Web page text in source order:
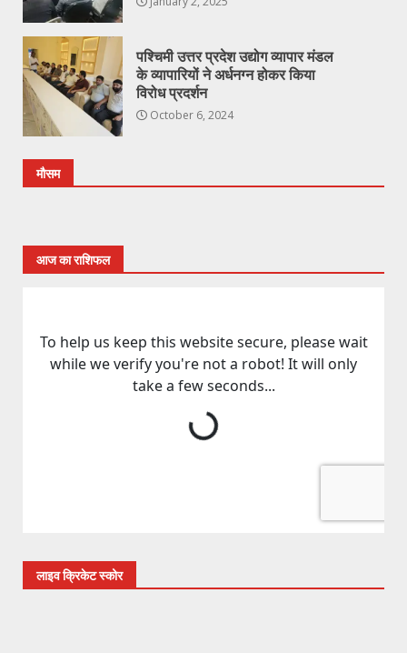
पश्चिमी उत्तर प्रदेश उद्योग व्यापार मंडल
के व्यापारियों ने अर्धनग्न होकर किया
विरोध प्रदर्शन
October 6, 2024
मौसम
आज का राशिफल
लाइव क्रिकेट स्कोर